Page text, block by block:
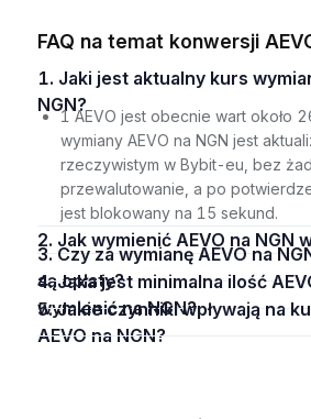
FAQ na temat konwersji
1. Jaki jest aktualny kurs wymiany AEVO na
NGN?
1 AEVO jest obecnie wart około
wymiany AEVO na NGN jest
rzeczywistym w Bybit-eu, bez
przewalutowanie, a po
jest blokowany na 15 sekund.
2. Jak wymienić AEVO na
3. Czy za wymianę AEVO na NGN pobierane
są opłaty?
4. Jaka jest minimalna ilość AEVO, którą mogę
wymienić na NGN?
5. Jakie czynniki wpływają na kurs wymiany
AEVO na NGN?